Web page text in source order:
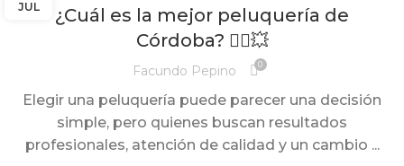
JUL
MASAJES CAPILARES
¿Cuál es la mejor peluquería de
Córdoba? 💇‍♀️💥
Facundo Pepino 0
Elegir una peluquería puede parecer una decisión
simple, pero quienes buscan resultados
profesionales, atención de calidad y un cambio ...